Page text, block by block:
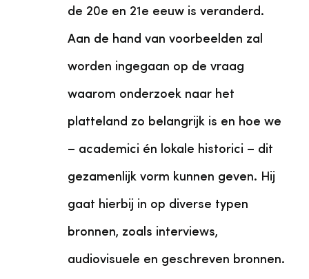
de 20e en 21e eeuw is veranderd.
Aan de hand van voorbeelden zal
worden ingegaan op de vraag
waarom onderzoek naar het
platteland zo belangrijk is en hoe we
– academici én lokale historici – dit
gezamenlijk vorm kunnen geven. Hij
gaat hierbij in op diverse typen
bronnen, zoals interviews,
audiovisuele en geschreven bronnen.